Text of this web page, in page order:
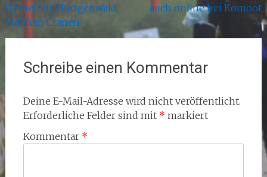
Gemeinde Hürtgenwald,
Stephan Cranen
auch online bei Komoot
→
Schreibe einen Kommentar
Deine E-Mail-Adresse wird nicht veröffentlicht.
Erforderliche Felder sind mit * markiert
Kommentar *